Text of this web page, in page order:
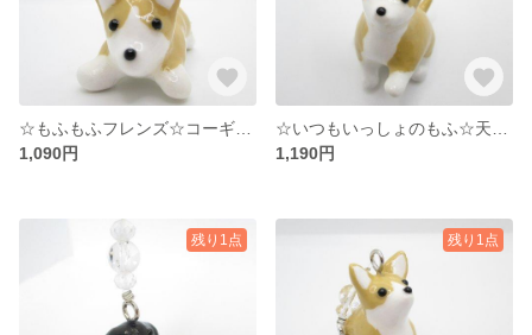
1,090円
1,190円
残り1点 残り1点